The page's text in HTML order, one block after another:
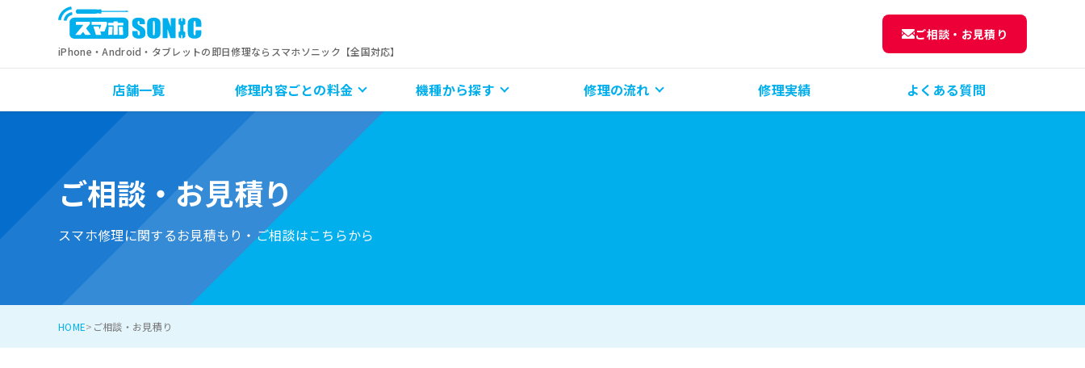
iPhone・Android・タブレットの即日修理ならスマホソニック【全国対応】
ご相談・お見積り
店舗一覧 修理内容ごとの料金 機種から探す 修理の流れ 修理実績 よくある質問
ご相談・お見積り
スマホ修理に関するお見積もり・ご相談はこちらから
HOME ご相談・お見積り